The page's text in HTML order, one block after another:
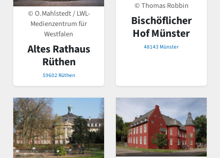
© O.Mahlstedt / LWL-
Medienzentrum für
Westfalen
Altes Rathaus
Rüthen
59602 Rüthen
© Thomas Robbin
Bischöflicher
Hof Münster
48143 Münster